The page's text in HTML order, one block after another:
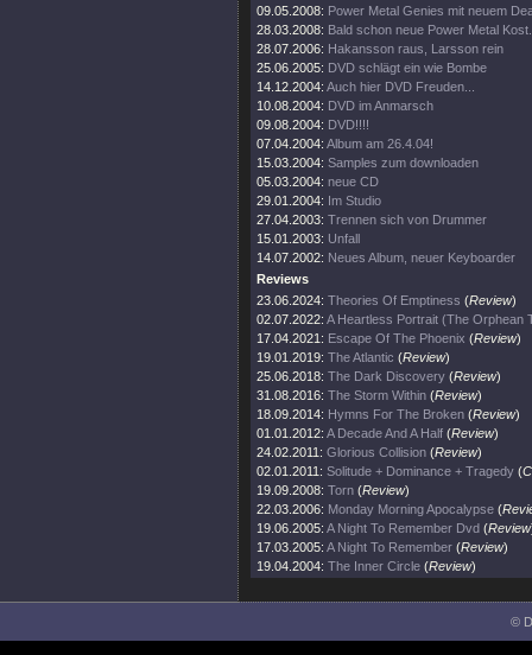
09.05.2008: Power Metal Genies mit neuem
28.03.2008: Bald schon neue Power Metal
28.07.2006: Hakansson raus, Larsson rein
25.06.2005: DVD schlägt ein wie Bombe
14.12.2004: Auch hier DVD Freuden...
10.08.2004: DVD im Anmarsch
09.08.2004: DVD!!!!
07.04.2004: Album am 26.4.04!
15.03.2004: Samples zum downloaden
05.03.2004: neue CD
29.01.2004: Im Studio
27.04.2003: Trennen sich von Drummer
15.01.2003: Unfall
14.07.2002: Neues Album, neuer Keyboarder
Reviews
23.06.2024: Theories Of Emptiness (Review)
02.07.2022: A Heartless Portrait (The Orphean
17.04.2021: Escape Of The Phoenix (Review)
19.01.2019: The Atlantic (Review)
25.06.2018: The Dark Discovery (Review)
31.08.2016: The Storm Within (Review)
18.09.2014: Hymns For The Broken (Review)
01.01.2012: A Decade And A Half (Review)
24.02.2011: Glorious Collision (Review)
02.01.2011: Solitude + Dominance + Tragedy (
19.09.2008: Torn (Review)
22.03.2006: Monday Morning Apocalypse (
19.06.2005: A Night To Remember Dvd (Review
17.03.2005: A Night To Remember (Review)
19.04.2004: The Inner Circle (Review)
©